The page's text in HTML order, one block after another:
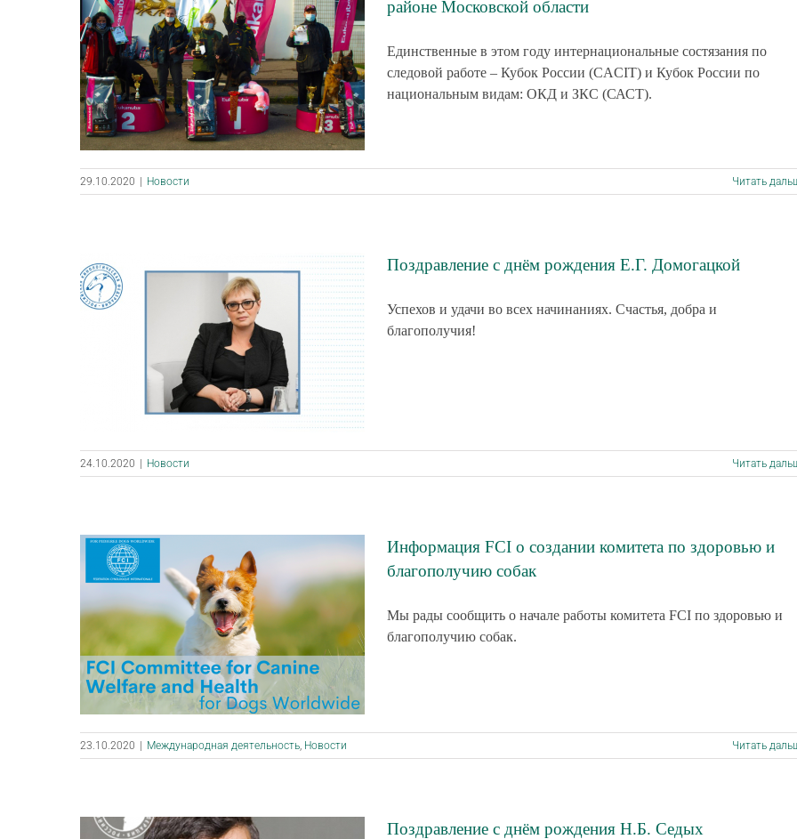
районе Московской области
Единственные в этом году интернациональные состязания по
следовой работе – Кубок России (CACIT) и Кубок России по
национальным видам: ОКД и ЗКС (САСТ).
29.10.2020 Новости Читать
Поздравление с днём рождения Е.Г. Домогацкой
Успехов и удачи во всех начинаниях. Счастья, добра и
благополучия!
24.10.2020 Новости Читать
Информация FCI о создании комитета по здоровью и
благополучию собак
Мы рады сообщить о начале работы комитета FCI по здоровью и
благополучию собак.
23.10.2020 Международная деятельность, Новости Читать
Поздравление с днём рождения Н.Б. Седых